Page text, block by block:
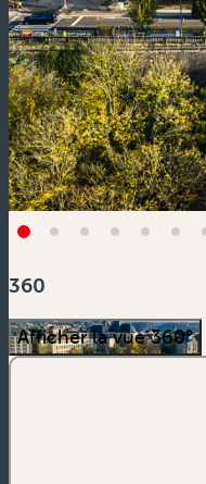
360
Afficher la vue 360°